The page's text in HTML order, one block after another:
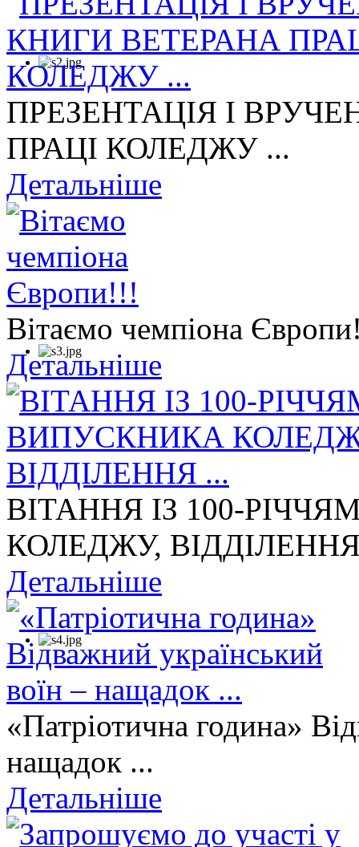
ПРЕЗЕНТАЦІЯ І
ПРАЦІ КОЛЕДЖУ ...
Детальніше
Вітаємо чемпіона
Детальніше
ВІТАННЯ ІЗ 100-
КОЛЕДЖУ,
Детальніше
«Патріотична година»
нащадок ...
Детальніше